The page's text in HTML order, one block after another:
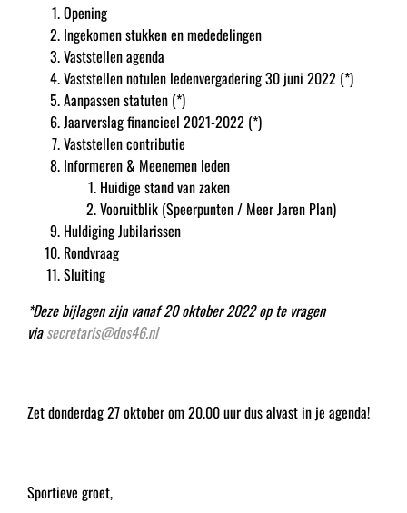
Opening
Ingekomen stukken en mededelingen
Vaststellen agenda
Vaststellen notulen ledenvergadering 30 juni 2022 (*)
Aanpassen statuten (*)
Jaarverslag financieel 2021-2022 (*)
Vaststellen contributie
Informeren & Meenemen leden
Huidige stand van zaken
Vooruitblik (Speerpunten / Meer Jaren Plan)
Huldiging Jubilarissen
Rondvraag
Sluiting
*Deze bijlagen zijn vanaf 20 oktober 2022 op te vragen
viasecretaris@dos46.nl
Zet donderdag 27 oktober om 20.00 uur dus alvast in je agenda!
Sportieve groet,